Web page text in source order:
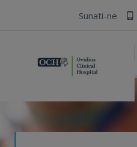
Sunati-ne